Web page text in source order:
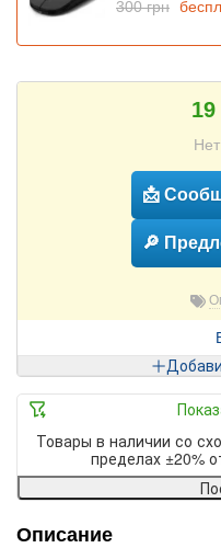
300 грн
19
📩
🔎
Товары в наличии со
пределах ±20%
Описание